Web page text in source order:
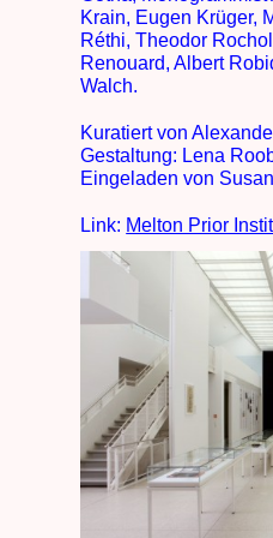
Krain, Eugen Krüger,
Réthi, Theodor
Renouard, Albert
Walch.
Kuratiert von
Gestaltung: Lena
Eingeladen von
Link: Melton Prior